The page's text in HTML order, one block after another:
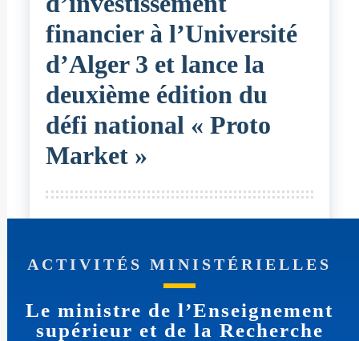
financier à l’Université
d’Alger 3 et lance la
deuxième édition du
défi national « Proto
Market »
ACTIVITÉS MINISTÉRIELLES
Le ministre de l’Enseignement
supérieur et de la Recherche